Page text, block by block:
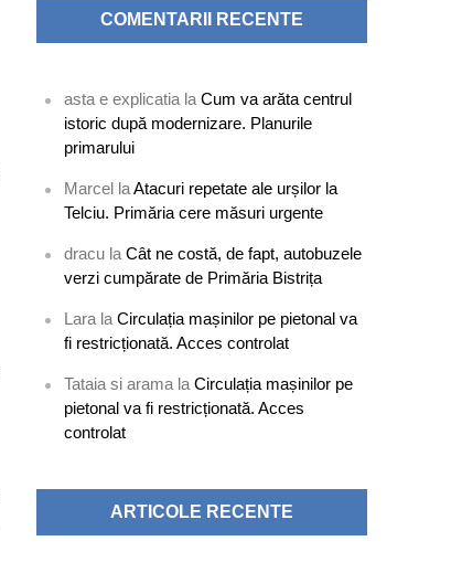
COMENTARII RECENTE
asta e explicatia laCum va arăta centrul
istoric după modernizare. Planurile
primarului
Marcel laAtacuri repetate ale urșilor la
Telciu. Primăria cere măsuri urgente
dracu laCât ne costă, de fapt, autobuzele
verzi cumpărate de Primăria Bistrița
Lara laCirculația mașinilor pe pietonal va
fi restricționată. Acces controlat
Tataia si arama laCirculația mașinilor pe
pietonal va fi restricționată. Acces
controlat
ARTICOLE RECENTE